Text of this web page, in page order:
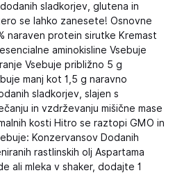
sladkorjev, glutena in
se lahko zanesete! Osnovne
naraven protein sirutke Kremast
aminokisline Vsebuje
Vsebuje približno 5 g
manj kot 1,5 g naravno
sladkorjev, slajen s
in vzdrževanju mišične mase
kosti Hitro se raztopi GMO in
Konzervansov Dodanih
rastlinskih olj Aspartama
ali mleka v shaker, dodajte 1